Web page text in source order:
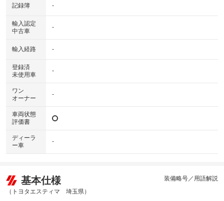
記録簿 -
輸入認定
中古車
-
輸入経路 -
登録済
未使用車
-
ワン
オーナー
-
車両状態
評価書
ディーラ
ー車
-
基本仕様
（トヨタエスティマ 埼玉県）
装備略号／用語解説